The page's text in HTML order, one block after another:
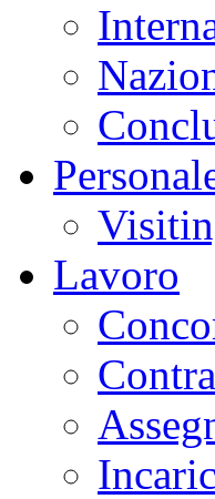
Lavoro